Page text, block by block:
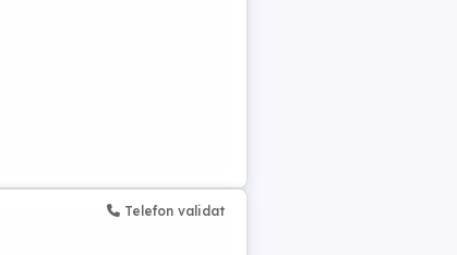
Telefon validat